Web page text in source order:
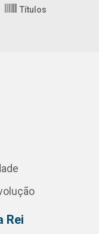
Títulos
Rei